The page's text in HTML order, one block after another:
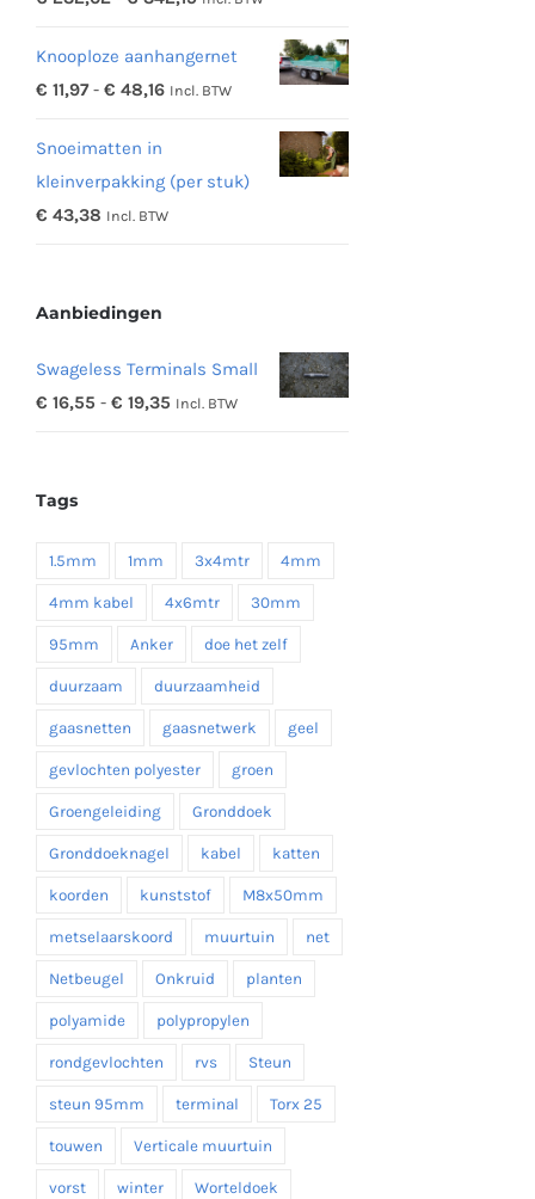
tot
€ 342,19
Knooploze aanhangernet
€ 11,97 - € 48,16Prijsklasse:
€ 48,16
Incl. BTW
Snoeimatten in
kleinverpakking (per stuk)
€ 43,38 Incl. BTW
Aanbiedingen
Swageless Terminals Small
€ 16,55 - € 19,35 Prijsklasse:
Incl. BTW
Tags
1.5mm 1mm 3x4mtr 4mm
4mm kabel 4x6mtr 30mm
95mm Anker doe het zelf
duurzaam duurzaamheid
gaasnetten gaasnetwerk geel
gevlochten polyester groen
Groengeleiding Gronddoek
Gronddoeknagel kabel katten
koorden kunststof M8x50mm
metselaarskoord muurtuin net
Netbeugel Onkruid planten
polyamide polypropylen
rondgevlochten rvs Steun
steun 95mm terminal Torx 25
touwen Verticale muurtuin
vorst winter Worteldoek